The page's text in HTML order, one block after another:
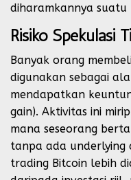
diharamkannya suatu
Risiko Spekulasi
Banyak orang
digunakan sebagai
mendapatkan
gain). Aktivitas ini
mana seseorang
tanpa ada underlying
trading Bitcoin lebih